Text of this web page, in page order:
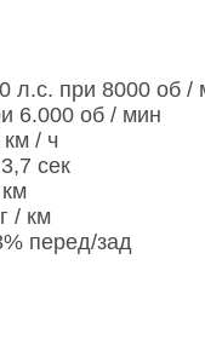
л.с. при 8000 об /
6.000 об / мин
/ ч
сек
/ км
перед/зад